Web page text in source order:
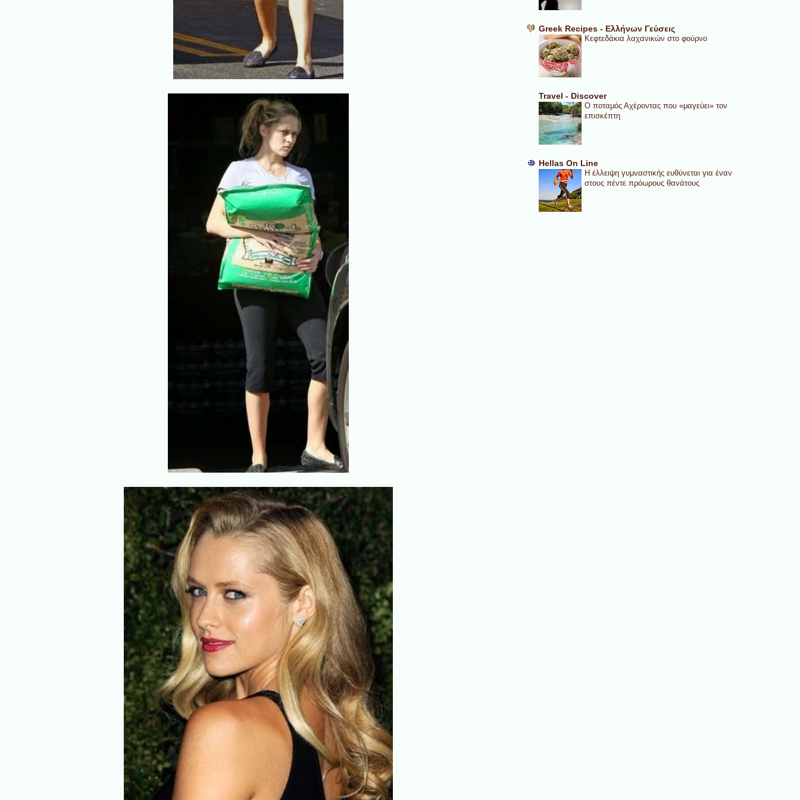
Greek Recipes - Ελλήνων Γεύσεις
Κεφτεδάκια λαχανικών στο φούρνο
Travel - Discover
Ο ποταμός Αχέροντας που «μαγεύει» τον
επισκέπτη
Hellas On Line
Η έλλειψη γυμναστικής ευθύνεται για έναν
στους πέντε πρόωρους θανάτους